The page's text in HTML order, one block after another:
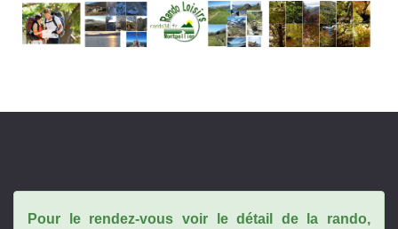
Pour le rendez-vous voir le détail de la rando,